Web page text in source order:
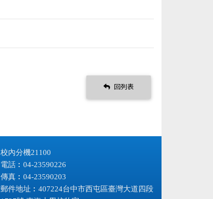
回列表
校內分機21100
電話︰04-23590226
傳真︰04-23590203
郵件地址︰407224台中市西屯區臺灣大道四段